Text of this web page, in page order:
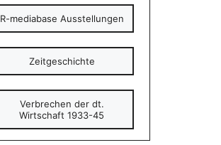
R-mediabase Ausstellungen
Zeitgeschichte
Verbrechen der dt.
Wirtschaft 1933-45